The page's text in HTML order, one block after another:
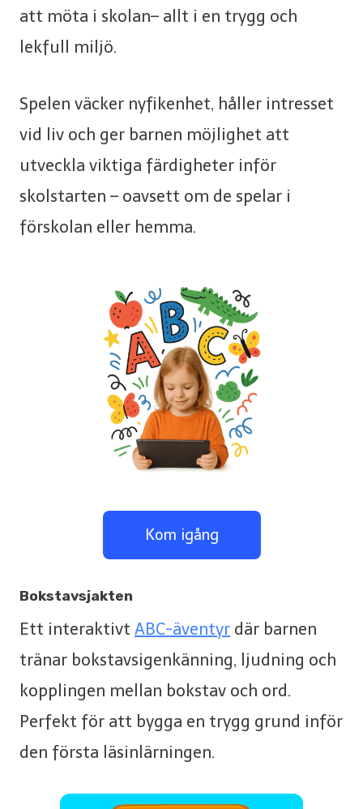
att möta i skolan– allt i en trygg och
lekfull miljö.
Spelen väcker nyfikenhet, håller intresset
vid liv och ger barnen möjlighet att
utveckla viktiga färdigheter inför
skolstarten – oavsett om de spelar i
förskolan eller hemma.
Kom igång
Bokstavsjakten
Ett interaktivt ABC-äventyr där barnen
tränar bokstavsigenkänning, ljudning och
kopplingen mellan bokstav och ord.
Perfekt för att bygga en trygg grund inför
den första läsinlärningen.